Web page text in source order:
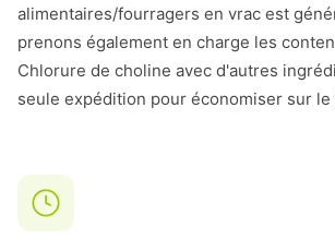
alimentaires/fourragers en vrac est
prenons également en charge les
Chlorure de choline avec d'autres
seule expédition pour économiser sur le